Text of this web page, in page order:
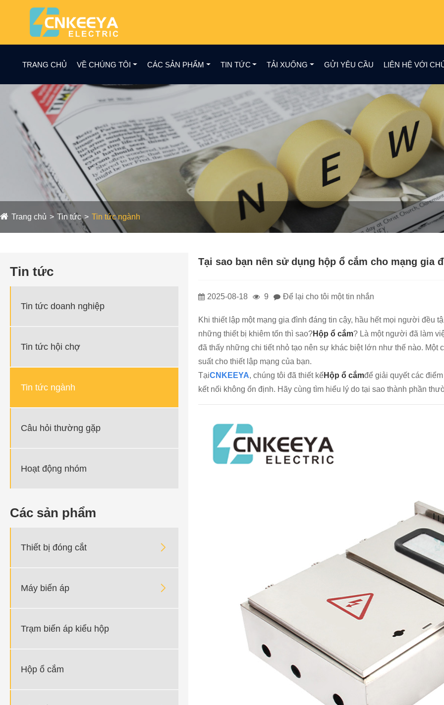
TRANG CHỦ VỀ CHÚNG TÔI CÁC SẢN PHẨM TIN TỨC TẢI XUỐNG GỬI YÊU CẦU LIÊN HỆ VỚI
Trang chủ Tin tức Tin tức ngành
Tin tức
Tin tức doanh nghiệp
Tin tức hội chợ
Tin tức ngành
Câu hỏi thường gặp
Hoạt động nhóm
Các sản phẩm
Thiết bị đóng cắt 
Máy biến áp 
Trạm biến áp kiểu hộp
Hộp ổ cắm
Tại sao bạn nên sử dụng hộp ổ cắm cho mạng gia
2025-08-18 9 Để lại cho tôi một tin nhắn
Khi thiết lập một mạng gia đình đáng tin cậy, hầu hết mọi người đều
những thiết bị khiêm tốn thì sao?Hộp ổ cắm? Là một người đã làm
đã thấy những chi tiết nhỏ tạo nên sự khác biệt lớn như thế nào. Một
suất cho thiết lập mạng của bạn.
TạiCNKEEYA, chúng tôi đã thiết kếHộp ổ cắmđể giải quyết các
kết nối không ổn định. Hãy cùng tìm hiểu lý do tại sao thành phần